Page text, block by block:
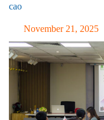
cao
November 21, 2025